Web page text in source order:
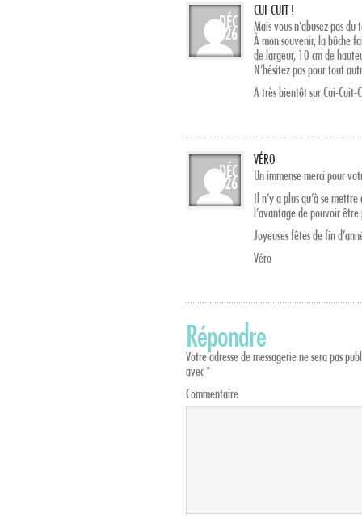
DÉC
26
CUI-CUIT !
Mais vous n’abusez pas du
À mon souvenir, la bûche
de largeur, 10 cm de
N’hésitez pas pour tout
A très bientôt sur Cui-Cuit-
DÉC
26
VÉRO
Un immense merci pour
Il n’y a plus qu’à se
l’avantage de pouvoir
Joyeuses fêtes de fin
Véro
Répondre
Votre adresse de messagerie ne sera pas
avec*
Commentaire